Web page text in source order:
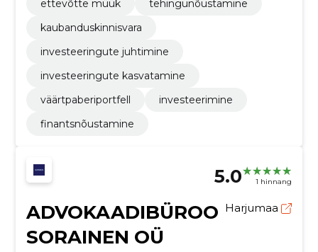
ettevõtte müük
tehingunõustamine
kaubanduskinnisvara
investeeringute juhtimine
investeeringute kasvatamine
väärtpaberiportfell
investeerimine
finantsnõustamine
5.0 1 hinnang
ADVOKAADIBÜROO
SORAINEN OÜ
Harjumaa